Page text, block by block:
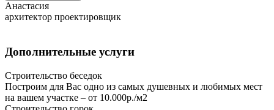
Анастасия
архитектор проектировщик
Дополнительные услуги
Строительство беседок
Построим для Вас одно из самых душевных и любимых мест
на вашем участке – от 10.000р./м2